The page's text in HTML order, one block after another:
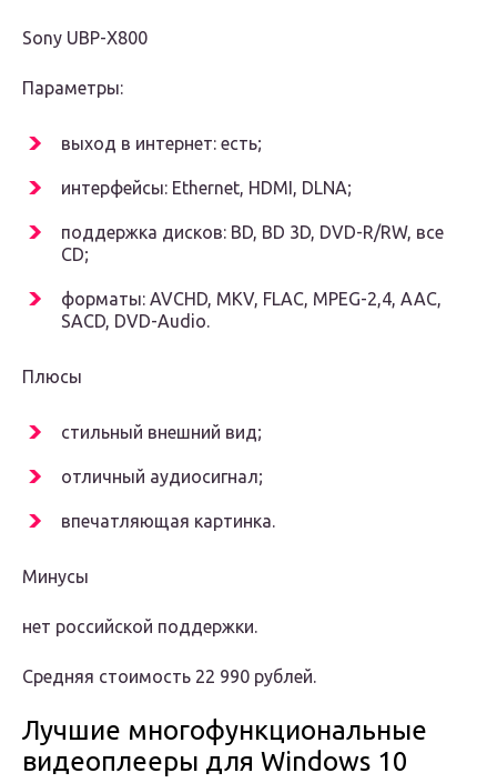
Sony UBP-X800
Параметры:
выход в интернет: есть;
интерфейсы: Ethernet, HDMI, DLNA;
поддержка дисков: BD, BD 3D, DVD-R/RW, все
CD;
форматы: AVCHD, MKV, FLAC, MPEG-2,4, AAC,
SACD, DVD-Audio.
Плюсы
стильный внешний вид;
отличный аудиосигнал;
впечатляющая картинка.
Минусы
нет российской поддержки.
Средняя стоимость 22 990 рублей.
Лучшие многофункциональные
видеоплееры для Windows 10